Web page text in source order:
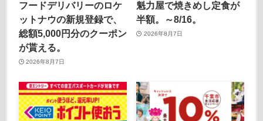
フードデリバリーのロケ
ットナウの新規登録で、
総額5,000円分のクーポン
が貰える。
2026年8月7日
魁力屋で焼きめし定食が
半額。～8/16。
2026年8月7日